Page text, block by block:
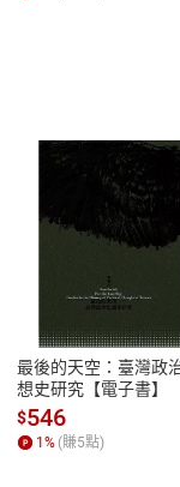
性
參
服務時間
13:00-
客服電話：
最後的天空：臺灣政
想史研究【電子書】
$546
1% (賺5點)